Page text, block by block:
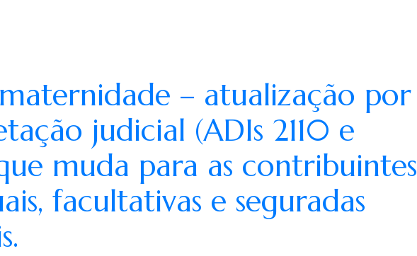
– atualização por
judicial (ADIs 2110 e
que muda para as contribuintes
facultativas e seguradas